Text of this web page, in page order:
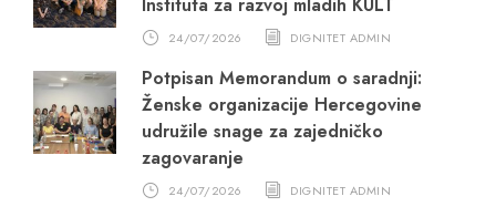
Instituta za razvoj mladih KULT
24/07/2026 DIGNITET ADMIN
Potpisan Memorandum o saradnji:
Ženske organizacije Hercegovine
udružile snage za zajedničko
zagovaranje
24/07/2026 DIGNITET ADMIN